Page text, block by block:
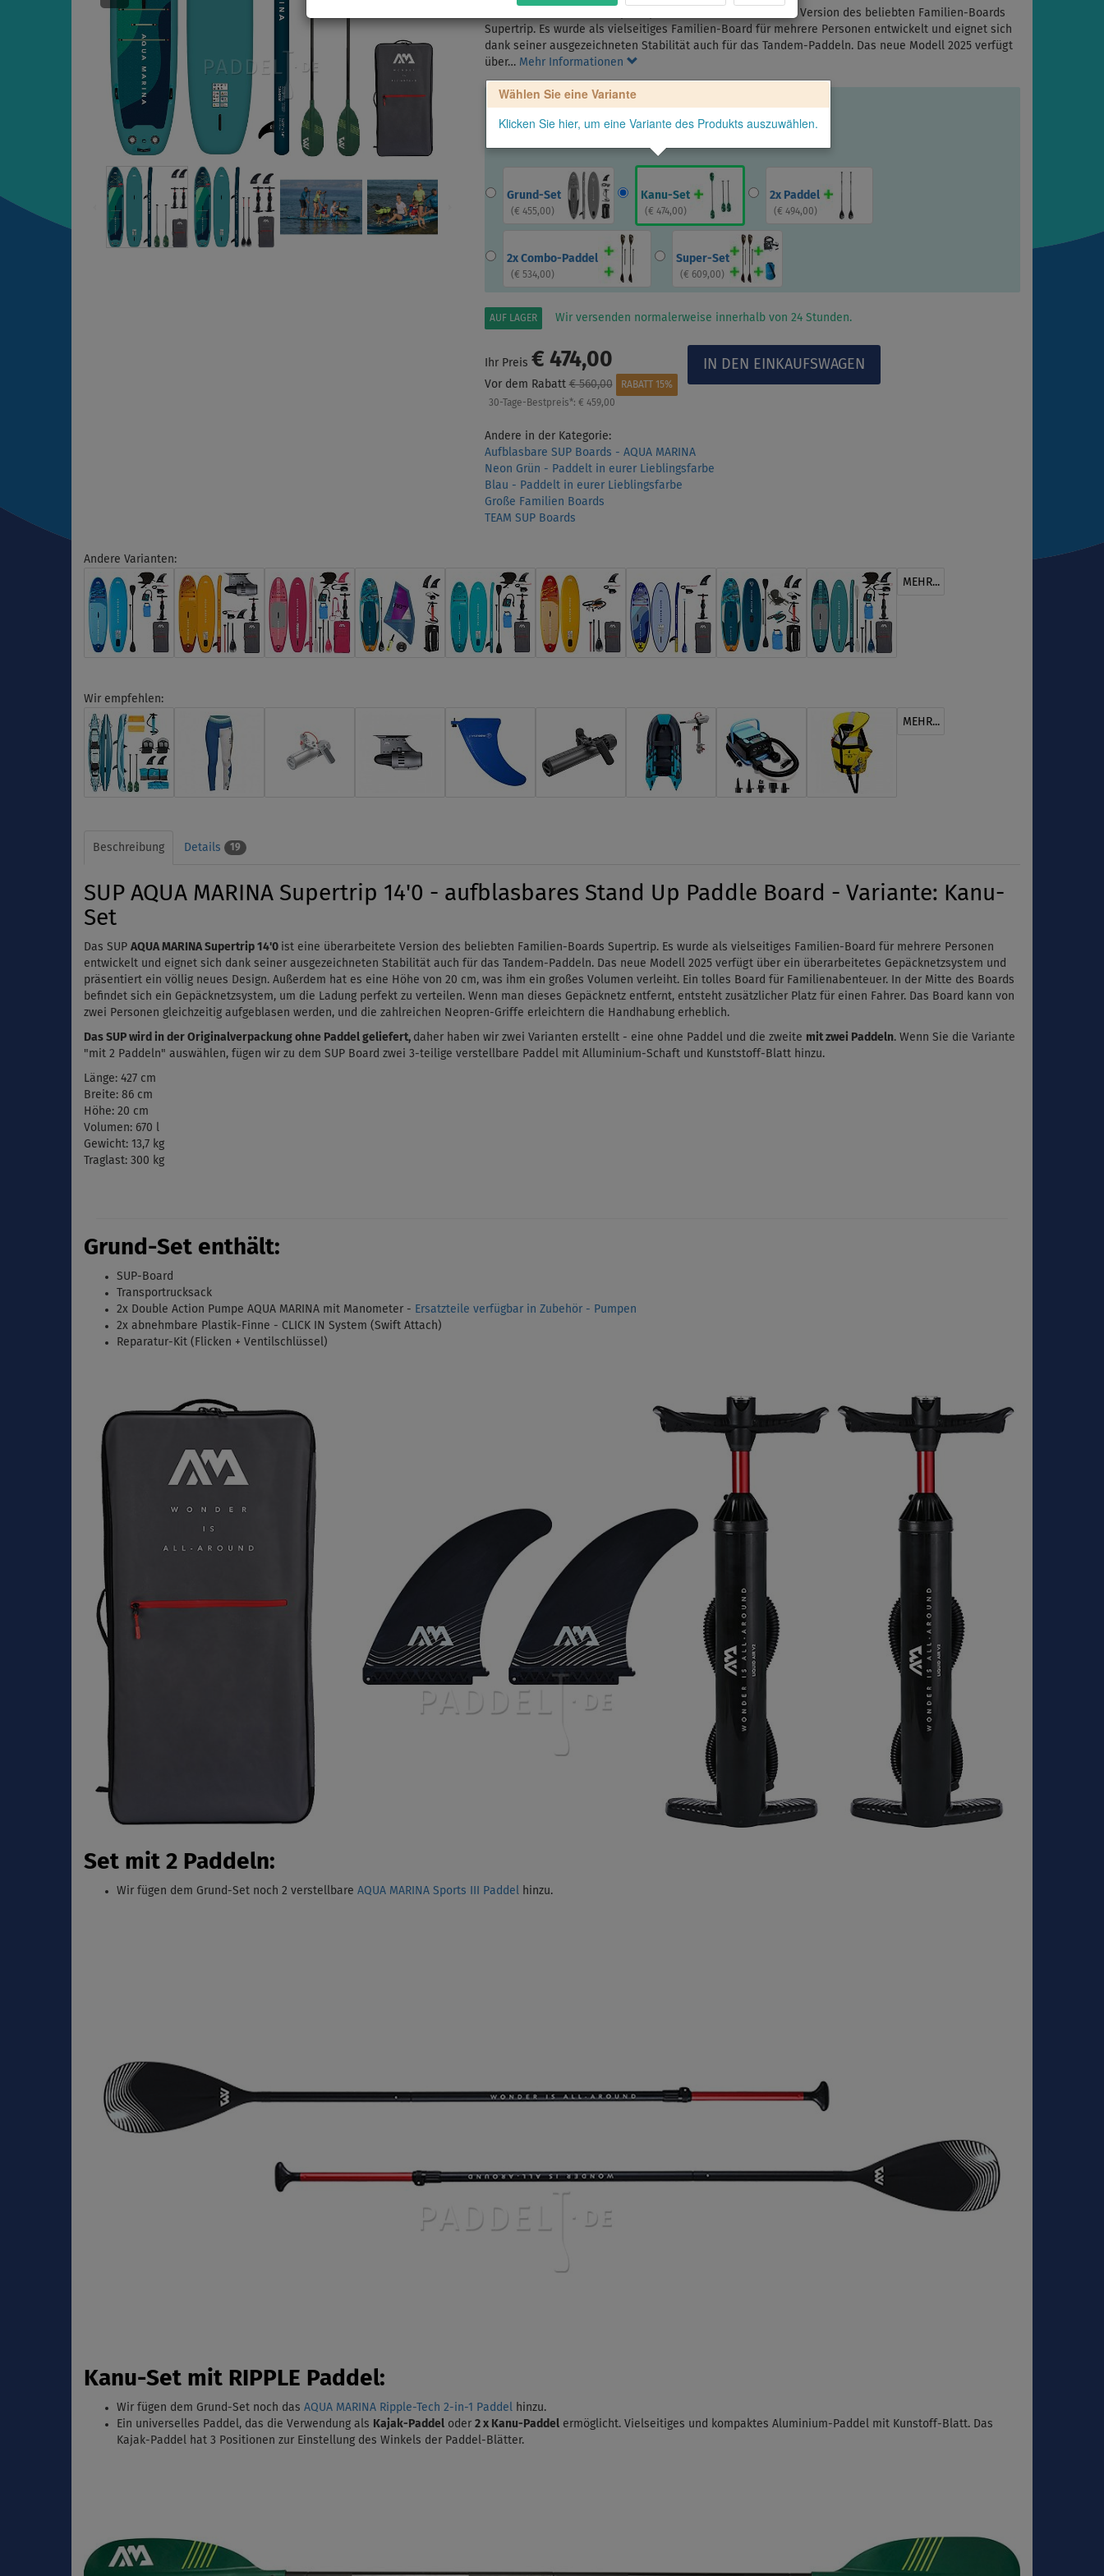
Das SUP AQUA MARINA Supertrip 14'0 ist eine überarbeitete Version des beliebten Familien-Boards
Supertrip. Es wurde als vielseitiges Familien-Board für mehrere Personen entwickelt und eignet sich
dank seiner ausgezeichneten Stabilität auch für das Tandem-Paddeln. Das neue Modell 2025 verfügt
über… Mehr Informationen
Wählen Sie eine Variante
Klicken Sie hier, um eine Variante des Produkts auszuwählen.
Grund-Set
(€ 455,00)
Kanu-Set
(€ 474,00)
2x Paddel
(€ 494,00)
2x Combo-Paddel
(€ 534,00)
Super-Set
(€ 609,00)
AUF LAGER Wir versenden normalerweise innerhalb von 24 Stunden.
Ihr Preis € 474,00
Vor dem Rabatt€ 560,00
RABATT 15%
30-Tage-Bestpreis*:€ 459,00
Andere in der Kategorie:
Aufblasbare SUP Boards - AQUA MARINA
Neon Grün - Paddelt in eurer Lieblingsfarbe
Blau - Paddelt in eurer Lieblingsfarbe
Große Familien Boards
TEAM SUP Boards
Andere Varianten:
MEHR...
Wir empfehlen:
MEHR...
Beschreibung Details 19
SUP AQUA MARINA Supertrip 14'0 - aufblasbares Stand Up Paddle Board - Variante: Kanu-
Set
Das SUP AQUA MARINA Supertrip 14'0 ist eine überarbeitete Version des beliebten Familien-Boards Supertrip. Es wurde als vielseitiges Familien-Board für mehrere Personen
entwickelt und eignet sich dank seiner ausgezeichneten Stabilität auch für das Tandem-Paddeln. Das neue Modell 2025 verfügt über ein überarbeitetes Gepäcknetzsystem und
präsentiert ein völlig neues Design. Außerdem hat es eine Höhe von 20 cm, was ihm ein großes Volumen verleiht. Ein tolles Board für Familienabenteuer. In der Mitte des Boards
befindet sich ein Gepäcknetzsystem, um die Ladung perfekt zu verteilen. Wenn man dieses Gepäcknetz entfernt, entsteht zusätzlicher Platz für einen Fahrer. Das Board kann von
zwei Personen gleichzeitig aufgeblasen werden, und die zahlreichen Neopren-Griffe erleichtern die Handhabung erheblich.
Das SUP wird in der Originalverpackung ohne Paddel geliefert, daher haben wir zwei Varianten erstellt - eine ohne Paddel und die zweite mit zwei Paddeln. Wenn Sie die Variante
"mit 2 Paddeln" auswählen, fügen wir zu dem SUP Board zwei 3-teilige verstellbare Paddel mit Alluminium-Schaft und Kunststoff-Blatt hinzu.
Länge: 427 cm
Breite: 86 cm
Höhe: 20 cm
Volumen: 670 l
Gewicht: 13,7 kg
Traglast: 300 kg
Grund-Set enthält:
SUP-Board
Transportrucksack
2x Double Action Pumpe AQUA MARINA mit Manometer - Ersatzteile verfügbar in Zubehör - Pumpen
2x abnehmbare Plastik-Finne - CLICK IN System (Swift Attach)
Reparatur-Kit (Flicken + Ventilschlüssel)
Set mit 2 Paddeln:
Wir fügen dem Grund-Set noch 2 verstellbare AQUA MARINA Sports III Paddel hinzu.
Kanu-Set mit RIPPLE Paddel:
Wir fügen dem Grund-Set noch das AQUA MARINA Ripple-Tech 2-in-1 Paddel
hinzu.
Ein universelles Paddel, das die Verwendung als Kajak-Paddel oder 2 x Kanu-Paddel ermöglicht. Vielseitiges und kompaktes Aluminium-Paddel mit Kunstoff-Blatt. Das
Kajak-Paddel hat 3 Positionen zur Einstellung des Winkels der Paddel-Blätter.